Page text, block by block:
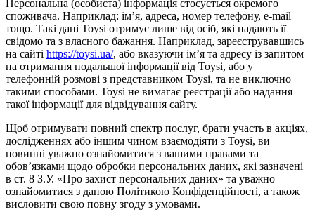
Персональна (особиста) інформація стосується окремого
споживача. Наприклад: ім’я, адреса, номер телефону, e-mail
тощо. Такі дані Toysi отримує лише від осіб, які надають її
свідомо та з власного бажання. Наприклад, зареєструвавшись
на сайті https://toysi.ua/, або вказуючи ім’я та адресу із запитом
на отримання подальшої інформації від Toysi, або у
телефонній розмові з представником Toysi, та не виключно
такими способами. Toysi не вимагає реєстрації або надання
такої інформації для відвідування сайту.
Щоб отримувати повний спектр послуг, брати участь в акціях,
дослідженнях або іншим чином взаємодіяти з Toysi, ви
повинні уважно ознайомитися з вашими правами та
обов’язками щодо обробки персональних даних, які зазначені
в ст. 8 З.У. «Про захист персональних даних» та уважно
ознайомитися з даною Політикою Конфіденційності, а також
висловити свою повну згоду з умовами.